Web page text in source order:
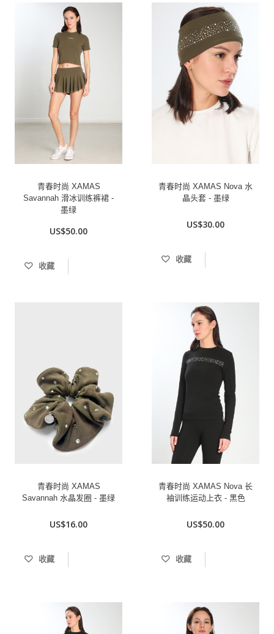
青春时尚 XAMAS
Savannah 滑冰训练裤裙 -
墨绿
US$50.00
收藏
青春时尚 XAMAS Nova 水
晶头套 - 墨绿
US$30.00
收藏
青春时尚 XAMAS
Savannah 水晶发圈 - 墨绿
US$16.00
收藏
青春时尚 XAMAS Nova 长
袖训练运动上衣 - 黑色
US$50.00
收藏